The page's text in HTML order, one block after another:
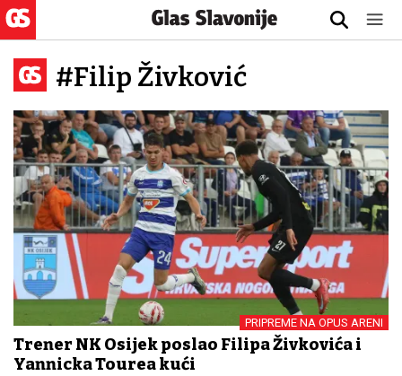
#Filip Živković
PRIPREME NA OPUS ARENI
Trener NK Osijek poslao Filipa Živkovića i
Yannicka Tourea kući